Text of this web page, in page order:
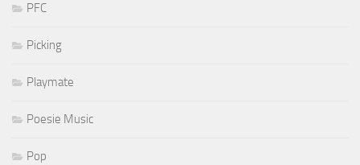
PFC
Picking
Playmate
Poesie Music
Pop